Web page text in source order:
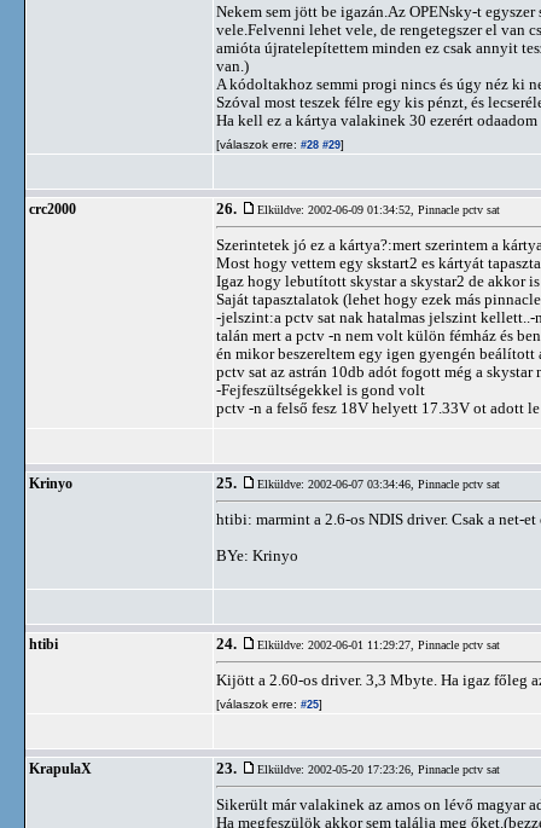
Nekem sem jött be igazán.Az OPENsky-t
vele.Felvenni lehet vele, de rengetegszer el van
amióta újratelepítettem minden ez csak annyit
van.)
A kódoltakhoz semmi progi nincs és úgy néz ki
Szóval most teszek félre egy kis pénzt, és
Ha kell ez a kártya valakinek 30 ezerért
[válaszok erre: #28 #29]
crc2000 26. Elküldve: 2002-06-09 01:34:52, Pinnacle pctv sat
Szerintetek jó ez a kártya?:mert szerintem a
Most hogy vettem egy skstart2 es kártyát
Igaz hogy lebutított skystar a skystar2 de akkor
Saját tapasztalatok (lehet hogy ezek más
-jelszint:a pctv sat nak hatalmas jelszint
talán mert a pctv -n nem volt külön fémház és
én mikor beszereltem egy igen gyengén beálított
pctv sat az astrán 10db adót fogott még a skystar
-Fejfeszültségekkel is gond volt
pctv -n a felső fesz 18V helyett 17.33V ot adott
Krinyo 25. Elküldve: 2002-06-07 03:34:46, Pinnacle pctv sat
htibi: marmint a 2.6-os NDIS driver. Csak a net-
BYe: Krinyo
htibi 24. Elküldve: 2002-06-01 11:29:27, Pinnacle pctv sat
Kijött a 2.60-os driver. 3,3 Mbyte. Ha igaz főleg
[válaszok erre: #25]
KrapulaX 23. Elküldve: 2002-05-20 17:23:26, Pinnacle pctv sat
Sikerült már valakinek az amos on lévő magyar
Ha megfeszülök akkor sem találja meg